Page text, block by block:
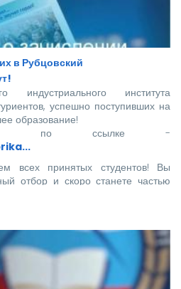
в Рубцовский
индустриального института
успешно поступивших на
образование!
по ссылке -
всех принятых студентов! Вы
отбор и скоро станете частью